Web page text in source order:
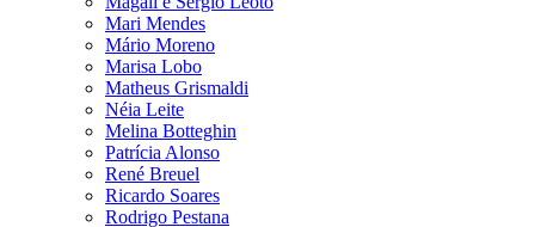
Mari Mendes
Mário Moreno
Marisa Lobo
Matheus Grismaldi
Néia Leite
Melina Botteghin
Patrícia Alonso
René Breuel
Ricardo Soares
Rodrigo Pestana